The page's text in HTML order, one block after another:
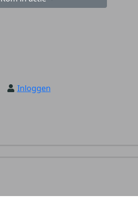
Inloggen